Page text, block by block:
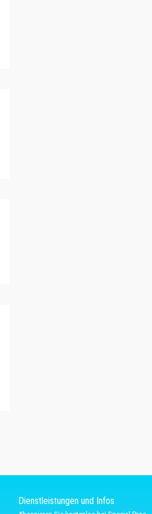
Dienstleistungen und Infos